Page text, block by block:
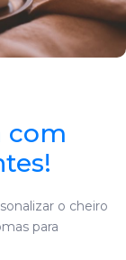
com
o cheiro
para